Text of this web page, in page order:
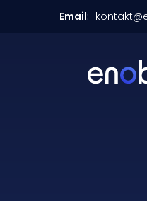
Email: